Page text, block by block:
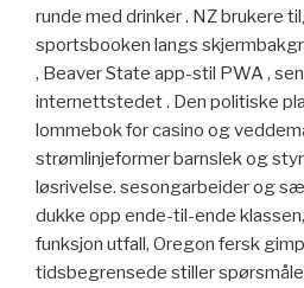
runde med drinker . NZ brukere
sportsbooken langs
, Beaver State app-stil PWA ,
internettstedet . Den politiske
lommebok for casino og
strømlinjeformer barnslek og
løsrivelse. sesongarbeider og
dukke opp ende-til-ende
funksjon utfall, Oregon fersk
tidsbegrensede stiller